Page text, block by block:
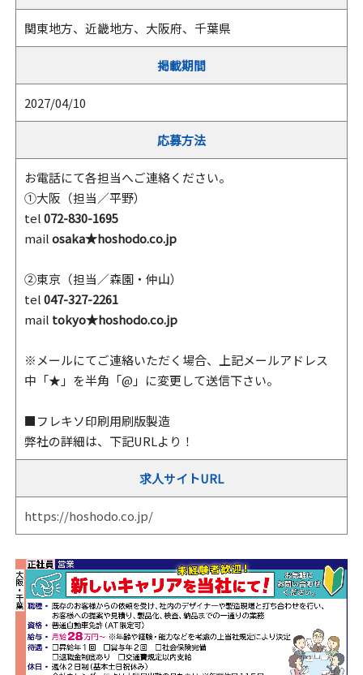
関東地方、近畿地方、大阪府、千葉県
掲載期間
2027/04/10
応募方法
お電話にて各担当へご連絡ください。
①大阪（担当／平野）
tel072-830-1695
mailosaka★hoshodo.co.jp
②東京（担当／森園・仲山）
tel047-327-2261
mail tokyo★hoshodo.co.jp
※メールにてご連絡いただく場合、上記メールアドレス
中「★」を半角「@」に変更して送信下さい。
■フレキソ印刷用刷版製造
弊社の詳細は、下記URLより！
求人サイトURL
https://hoshodo.co.jp/